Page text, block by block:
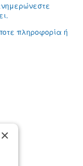
πληροφορία ή
×